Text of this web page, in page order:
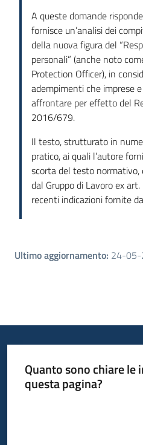
A queste domande
fornisce un’analisi dei
della nuova figura del
personali” (anche noto
Protection Officer), in
adempimenti che imprese
affrontare per effetto del
2016/679.
Il testo, strutturato in
pratico, ai quali l’autore
scorta del testo
dal Gruppo di Lavoro ex
recenti indicazioni fornite
Ultimo aggiornamento: 24-05-
Quanto sono chiare le
questa pagina?